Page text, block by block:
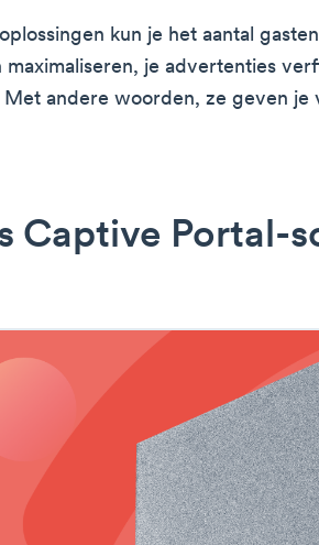
kun je het aantal
maximaliseren, je advertenties
andere woorden, ze geven
Captive Portal-